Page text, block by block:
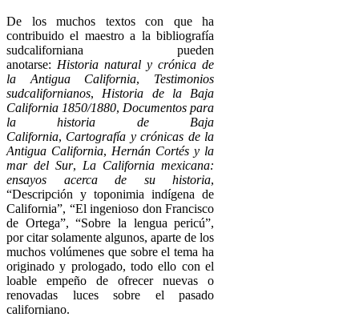
De los muchos textos con que ha
contribuido el maestro a la bibliografía
sudcaliforniana pueden
anotarse: Historia natural y crónica de
la Antigua California, Testimonios
sudcalifornianos, Historia de la Baja
California 1850/1880, Documentos para
la historia de Baja
California, Cartografía y crónicas de la
Antigua California, Hernán Cortés y la
mar del Sur, La California mexicana:
ensayos acerca de su historia,
“Descripción y toponimia indígena de
California”, “El ingenioso don Francisco
de Ortega”, “Sobre la lengua pericú”,
por citar solamente algunos, aparte de los
muchos volúmenes que sobre el tema ha
originado y prologado, todo ello con el
loable empeño de ofrecer nuevas o
renovadas luces sobre el pasado
californiano.